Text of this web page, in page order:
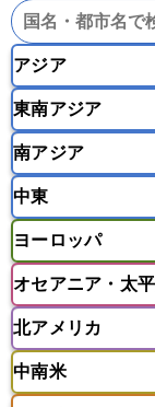
アジア
韓国
モンゴル
東南アジア
インドネシア
マレーシア
ラオス人民
南アジア
バングラデシ
モルディブ
中東
アフガニス
イスラエル
ウズベキス
カタール
ヨーロッパ
アイスラン
アゼルバイ
イギリス
エストニア
オセアニア・太
アメリカ領
サモア独立
北アメリカ
中南米